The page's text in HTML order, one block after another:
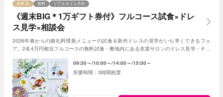
《週末BIG＊1万ギフト券付》フルコース試食×ドレ
ス見学×相談会
残席 無料 リアルタイム予約
2026年春からの婚礼料理新メニューの試食＆新作ドレスの見学がいち早くできるフェ
ア。2名4万円相当フルコースの無料試食・敷地内にある衣裳サロンのドレス見学・チャ
09:30～ 10:00～ 14:00～ 15:00～
3時間程度